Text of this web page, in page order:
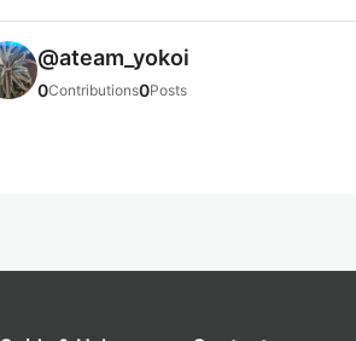
@ateam_yokoi
0Contributions0Posts